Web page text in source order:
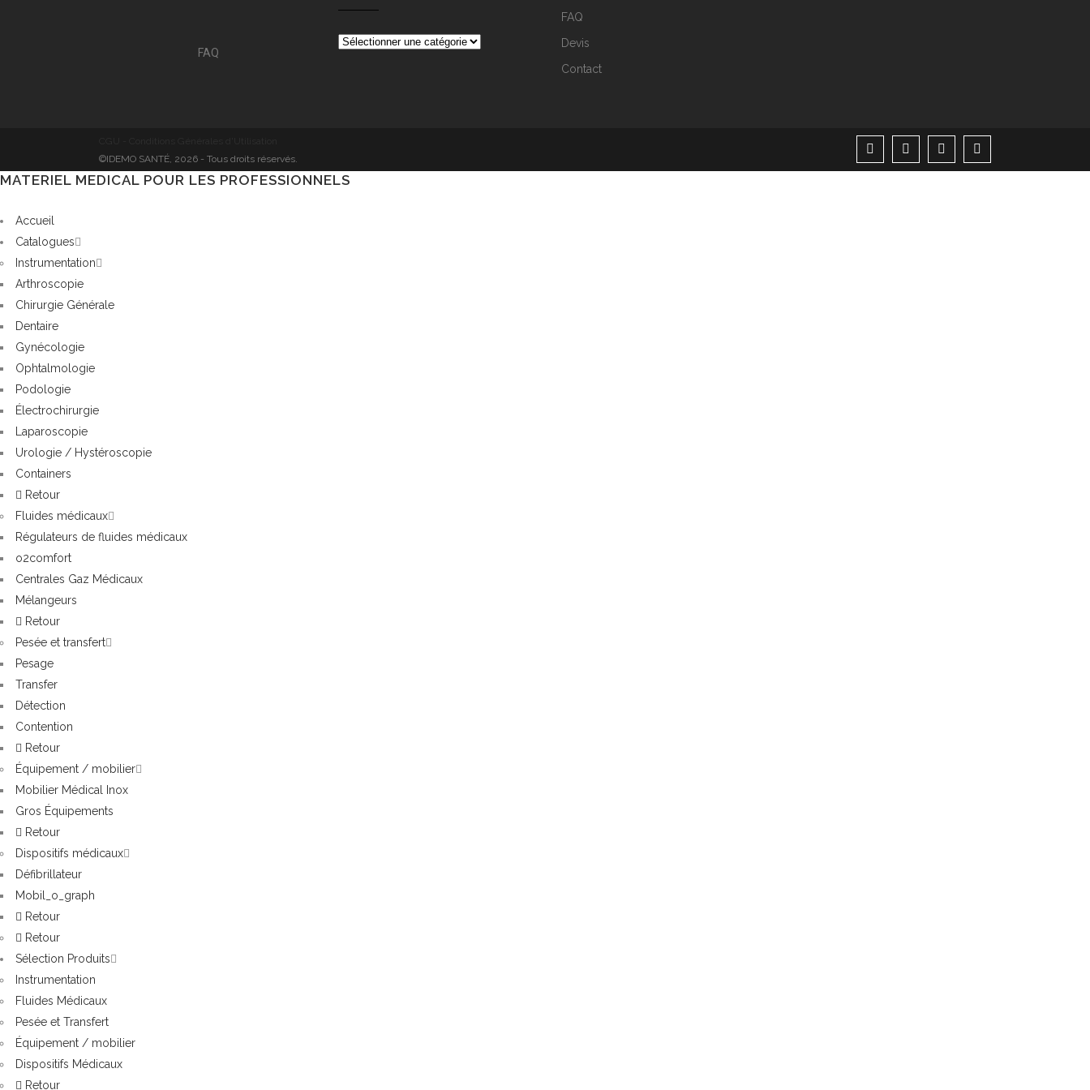
FAQ
FAQ
Devis
Contact
©IDEMO SANTÉ, 2026 - Tous droits réservés.
MATERIEL MEDICAL POUR LES PROFESSIONNELS
Accueil
Catalogues
Instrumentation
Arthroscopie
Chirurgie Générale
Dentaire
Gynécologie
Ophtalmologie
Podologie
Électrochirurgie
Laparoscopie
Urologie / Hystéroscopie
Containers
Retour
Fluides médicaux
Régulateurs de fluides médicaux
o2comfort
Centrales Gaz Médicaux
Mélangeurs
Retour
Pesée et transfert
Pesage
Transfer
Détection
Contention
Retour
Équipement / mobilier
Mobilier Médical Inox
Gros Équipements
Retour
Dispositifs médicaux
Défibrillateur
Mobil_o_graph
Retour
Retour
Sélection Produits
Instrumentation
Fluides Médicaux
Pesée et Transfert
Équipement / mobilier
Dispositifs Médicaux
Retour